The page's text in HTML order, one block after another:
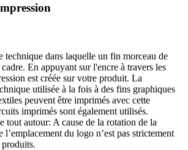
technique dans laquelle un fin morceau de
En appuyant sur l'encre à travers les
est créée sur votre produit. La
utilisée à la fois à des fins graphiques
peuvent être imprimés avec cette
imprimés sont également utilisés.
tout autour: A cause de la rotation de la
l’emplacement du logo n’est pas strictement